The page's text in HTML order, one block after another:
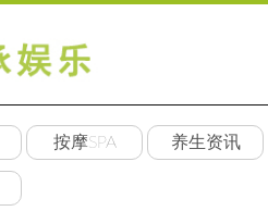
按摩SPA 养生资讯